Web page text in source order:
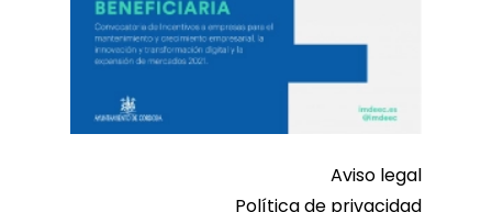
Aviso legal
Política de privacidad